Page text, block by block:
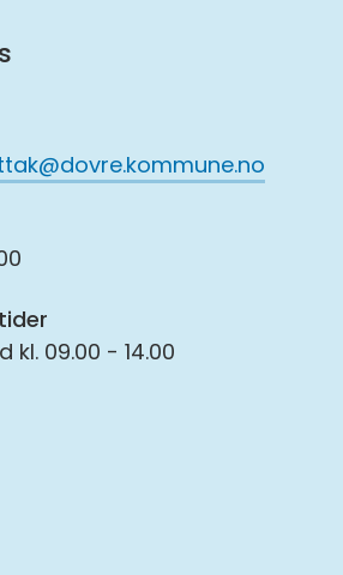
kl. 09.00 - 14.00